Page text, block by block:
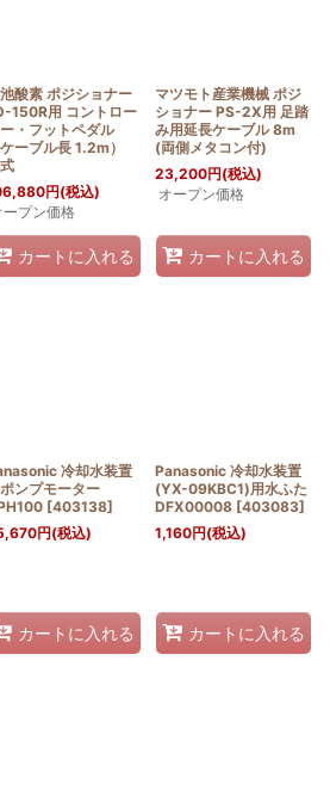
酸素 ポジショナー
150R用 コントロー
・フットペダル
ケーブル長 1.2m）
円(税込)
ープン価格
カートに入れる
マツモト産業機械 ポジ
ショナー PS-2X用 足踏
み用延長ケーブル 8m
(両側メタコン付)
23,200円(税込)
オープン価格
カートに入れる
冷却水装置
ンプモーター
[403138]
円(税込)
カートに入れる
Panasonic 冷却水装置
(YX-09KBC1)用水ふた
DFX00008 [403083]
1,160円(税込)
カートに入れる